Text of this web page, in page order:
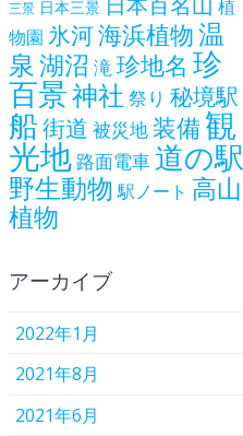
三景 日本三景
植
物園 氷河海浜植物温
泉湖沼 滝珍地名 珍
百景神社 祭り 秘境駅
船街道 被災地装備観
光地 路面電車道の駅
野生動物 駅ノート 高山
植物
アーカイブ
2022年1月
2021年8月
2021年6月